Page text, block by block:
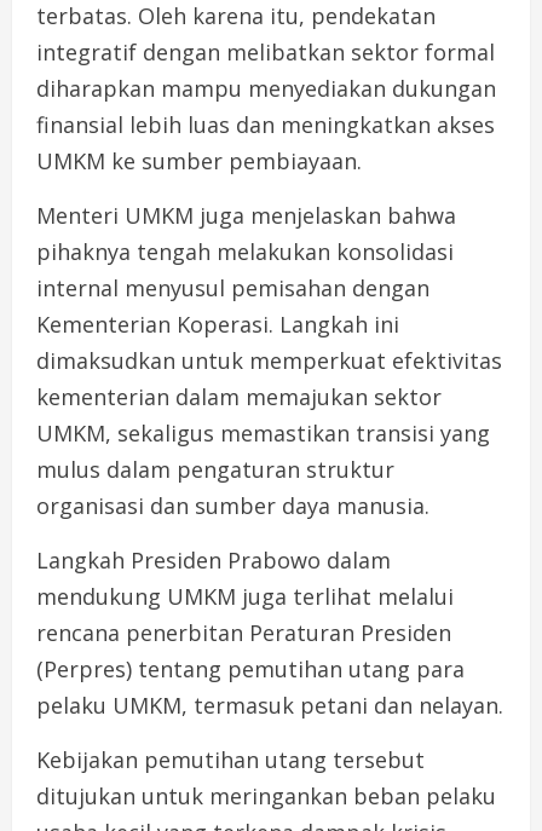
terbatas. Oleh karena itu, pendekatan
integratif dengan melibatkan sektor formal
diharapkan mampu menyediakan dukungan
finansial lebih luas dan meningkatkan akses
UMKM ke sumber pembiayaan.
Menteri UMKM juga menjelaskan bahwa
pihaknya tengah melakukan konsolidasi
internal menyusul pemisahan dengan
Kementerian Koperasi. Langkah ini
dimaksudkan untuk memperkuat efektivitas
kementerian dalam memajukan sektor
UMKM, sekaligus memastikan transisi yang
mulus dalam pengaturan struktur
organisasi dan sumber daya manusia.
Langkah Presiden Prabowo dalam
mendukung UMKM juga terlihat melalui
rencana penerbitan Peraturan Presiden
(Perpres) tentang pemutihan utang para
pelaku UMKM, termasuk petani dan nelayan.
Kebijakan pemutihan utang tersebut
ditujukan untuk meringankan beban pelaku